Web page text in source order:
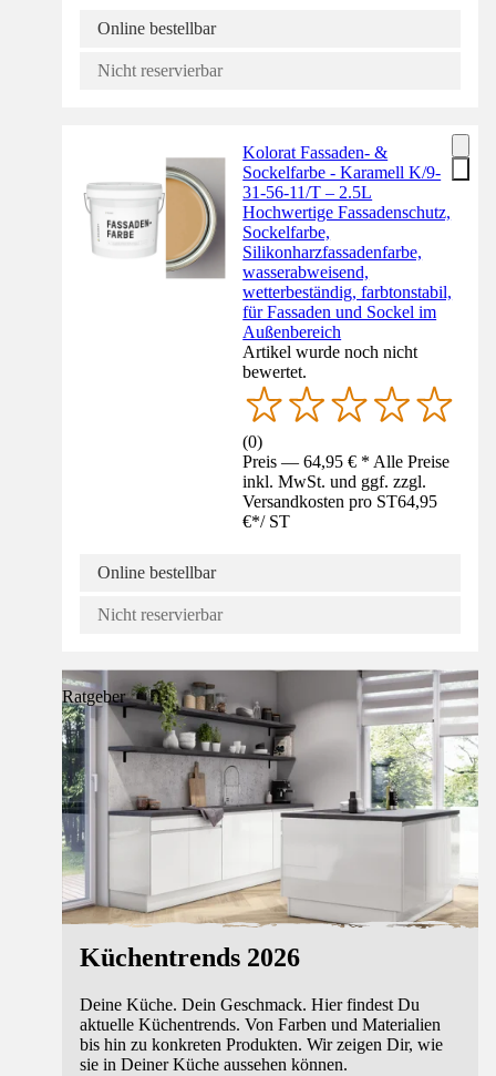
Online bestellbar
Nicht reservierbar
Kolorat Fassaden- &
Sockelfarbe - Karamell K/9-
31-56-11/T – 2.5L
Hochwertige Fassadenschutz,
Sockelfarbe,
Silikonharzfassadenfarbe,
wasserabweisend,
wetterbeständig, farbtonstabil,
für Fassaden und Sockel im
Außenbereich
Artikel wurde noch nicht
bewertet.
(0)
Preis — 64,95 € * Alle Preise
inkl. MwSt. und ggf. zzgl.
Versandkosten pro ST64,95
€*/ ST
Online bestellbar
Nicht reservierbar
Ratgeber
Küchentrends 2026
Deine Küche. Dein Geschmack. Hier findest Du
aktuelle Küchentrends. Von Farben und Materialien
bis hin zu konkreten Produkten. Wir zeigen Dir, wie
sie in Deiner Küche aussehen können.